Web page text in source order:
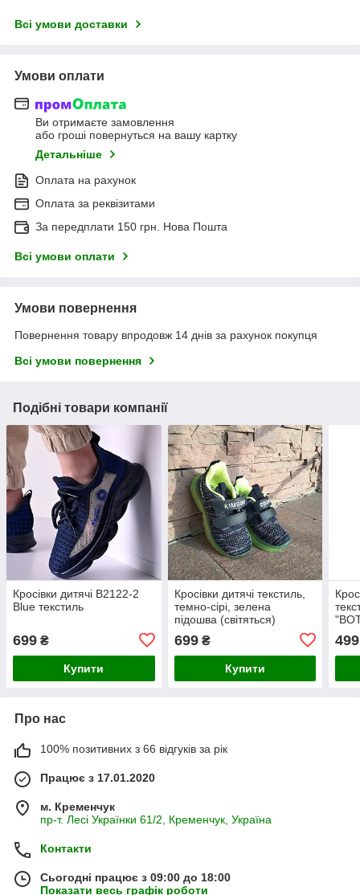
Всі умови доставки
Умови оплати
Ви отримаєте замовлення
або гроші повернуться на вашу картку
Детальніше
Оплата на рахунок
Оплата за реквізитами
За передплати 150 грн. Нова Пошта
Всі умови оплати
Умови повернення
Повернення товару впродовж 14 днів за рахунок покупця
Всі умови повернення
Подібні товари компанії
Кросівки дитячі В2122-2
Blue текстиль
699 ₴
Купити
Кросівки дитячі текстиль,
темно-сірі, зелена
підошва (світяться)
699₴
Купити
499
Про нас
100% позитивних з 66 відгуків за рік
Працює з 17.01.2020
м. Кременчук
пр-т. Лесі Українки 61/2, Кременчук, Україна
Контакти
Сьогодні працює з 09:00 до 18:00
Показати весь графік роботи